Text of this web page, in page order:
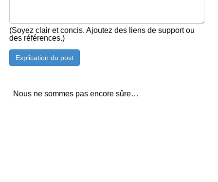
(Soyez clair et concis. Ajoutez des liens de support ou
des références.)
Nous ne sommes pas encore sûre…